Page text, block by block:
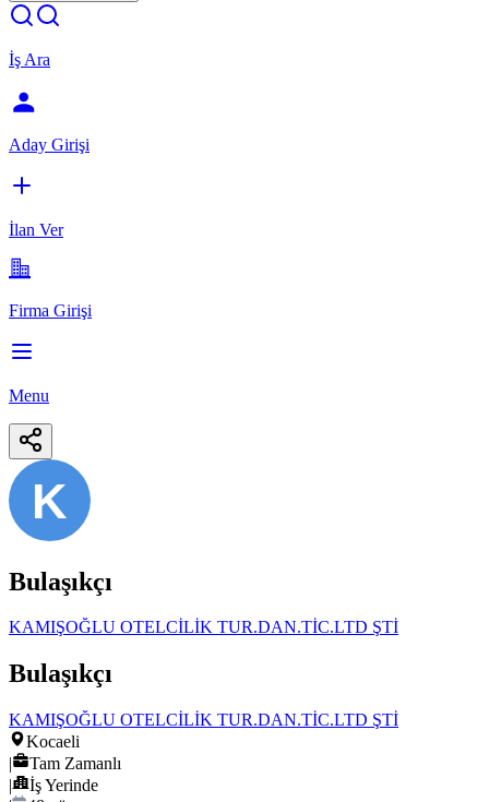
İş Ara
Aday Girişi
İlan Ver
Firma Girişi
Menu
K
Bulaşıkçı
KAMIŞOĞLU OTELCİLİK TUR.DAN.TİC.LTD ŞTİ
Bulaşıkçı
KAMIŞOĞLU OTELCİLİK TUR.DAN.TİC.LTD ŞTİ
Kocaeli
|
Tam Zamanlı
|
İş Yerinde